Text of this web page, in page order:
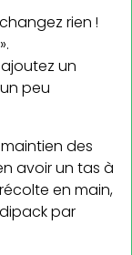
rien !
un
peu
des
avoir un tas à
en main,
par